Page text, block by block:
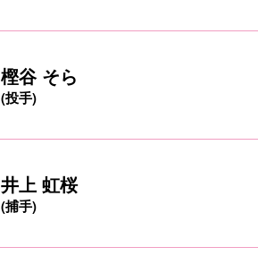
樫谷 そら
(投手)
井上 虹桜
(捕手)